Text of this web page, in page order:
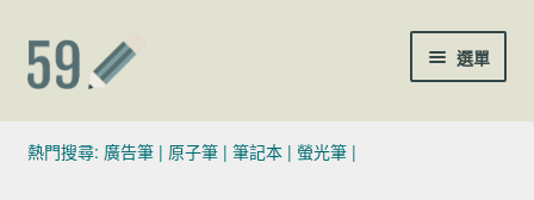
跳至導覽列
跳至主要內容 選單
(02)7729-4140
熱門搜尋: 廣告筆| 原子筆| 筆記本| 螢光筆|